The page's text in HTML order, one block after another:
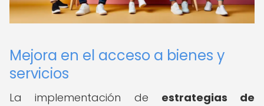
Mejora en el acceso a bienes y
servicios
La implementación de estrategias de